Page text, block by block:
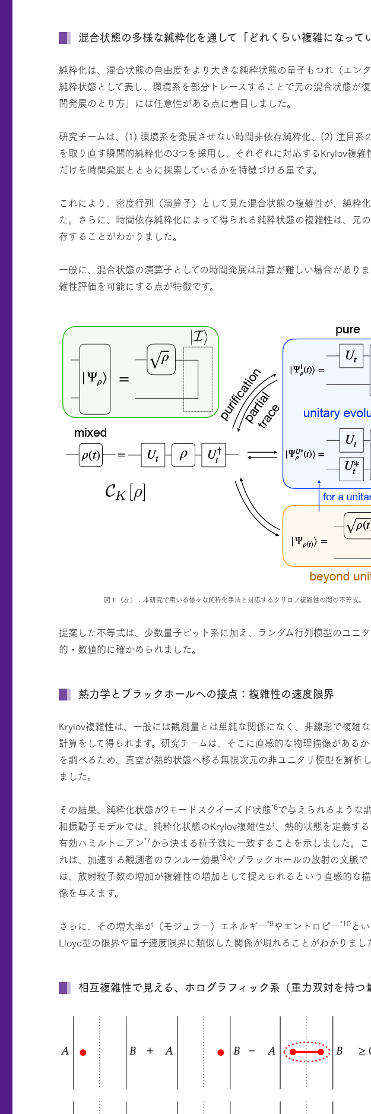
混合状態の多様な純粋化を通して「どれくらい複雑になって
純粋化は、混合状態の自由度をより大きな純粋状態の量子もつれ（エンタ
純粋状態として表し、環境系を部分トレースすることで元の混合状態
間発展のとり方」には任意性がある点に着目しました。
研究チームは、(1) 環境系を発展させない時間非依存純粋化、(2) 注目
を取り直す瞬間的純粋化の3つを採用し、それぞれに対応するKrylov複
だけを時間発展とともに探索しているかを特徴づける量です。
これにより、密度行列（演算子）として見た混合状態の複雑性が、純
た。さらに、時間依存純粋化によって得られる純粋状態の複雑性は、
存することがわかりました。
一般に、混合状態の演算子としての時間発展は計算が難しい場合があり
雑性評価を可能にする点が特徴です。
図１（左）：本研究で用いる様々な純粋化手法と対応するクリロフ複雑性の間の不等式
提案した不等式は、少数量子ビット系に加え、ランダム行列模型のユニ
的・数値的に確かめられました。
熱力学とブラックホールへの接点：複雑性の速度限界
Krylov複雑性は、一般には観測量とは単純な関係になく、非線形で複雑な
計算をして得られます。研究チームは、そこに直感的な物理描像があるか
を調べるため、真空が熱的状態へ移る無限次元の非ユニタリ模型を解析し
ました。
その結果、純粋化状態が2モードスクイーズド状態*6で与えられるような
和振動子モデルでは、純粋化状態のKrylov複雑性が、熱的状態を定義する
有効ハミルトニアン*7から決まる粒子数に一致することを示しました。こ
れは、加速する観測者のウンルー効果*8やブラックホールの放射の文脈で
は、放射粒子数の増加が複雑性の増加として捉えられるという直感的な描
像を与えます。
さらに、その増大率が（モジュラー）エネルギー*9やエントロピー*10 と
Lloyd型の限界や量子速度限界に類似した関係が現れることがわかりまし
相互複雑性で見える、ホログラフィック系（重力双対を持つ